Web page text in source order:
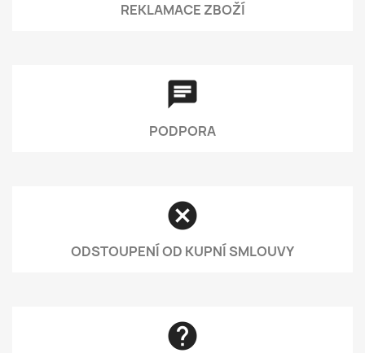
REKLAMACE ZBOŽÍ
chat
PODPORA
cancel
ODSTOUPENÍ OD KUPNÍ SMLOUVY
help